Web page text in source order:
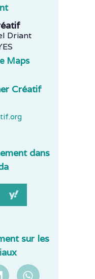
Driant
Maps
Créatif
dans
sur les